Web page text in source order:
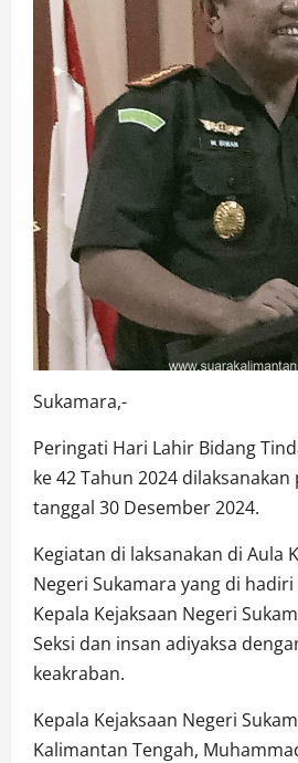
Sukamara,-
Peringati Hari Lahir Bidang
ke 42 Tahun 2024
tanggal 30 Desember 2024.
Kegiatan di laksanakan di Aula
Negeri Sukamara yang di
Kepala Kejaksaan Negeri
Seksi dan insan adiyaksa
keakraban.
Kepala Kejaksaan Negeri
Kalimantan Tengah,